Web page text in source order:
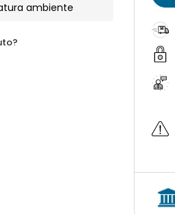
ambiente